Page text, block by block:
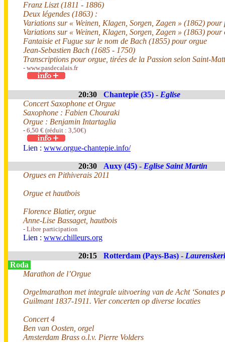
Franz Liszt (1811 - 1886)
Deux légendes (1863) :
Variations sur « Weinen, Klagen, Sorgen, Zagen » (1862) pour
Variations sur « Weinen, Klagen, Sorgen, Zagen » (1863) pour
Fantaisie et Fugue sur le nom de Bach (1855) pour orgue
Jean-Sebastien Bach (1685 - 1750)
Transcriptions pour orgue, tirées de la Passion selon Saint-
- www.pasdecalais.fr
20:30 Chantepie (35) - Eglise
Concert Saxophone et Orgue
Saxophone : Fabien Chouraki
Orgue : Benjamin Intartaglia
- 6,50 € (réduit : 3,50€)
Lien : www.orgue-chantepie.info/
20:30 Auxy (45) - Eglise Saint Martin
Orgues en Pithiverais 2011
Orgue et hautbois
Florence Blatier, orgue
Anne-Lise Bassaget, hautbois
- Libre participation
Lien : www.chilleurs.org
20:15 Rotterdam (Pays-Bas) -
Roda
Marathon de l’Orgue
Orgelmarathon met integrale uitvoering van de Acht ‘Sonates
Guilmant 1837-1911. Vier concerten op diverse locaties
Concert 4
Ben van Oosten, orgel
Amsterdam Brass o.l.v. Pierre Volders